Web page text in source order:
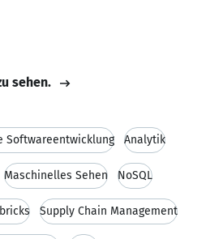
sehen.
Softwareentwicklung Analytik
Maschinelles Sehen NoSQL
Supply Chain Management